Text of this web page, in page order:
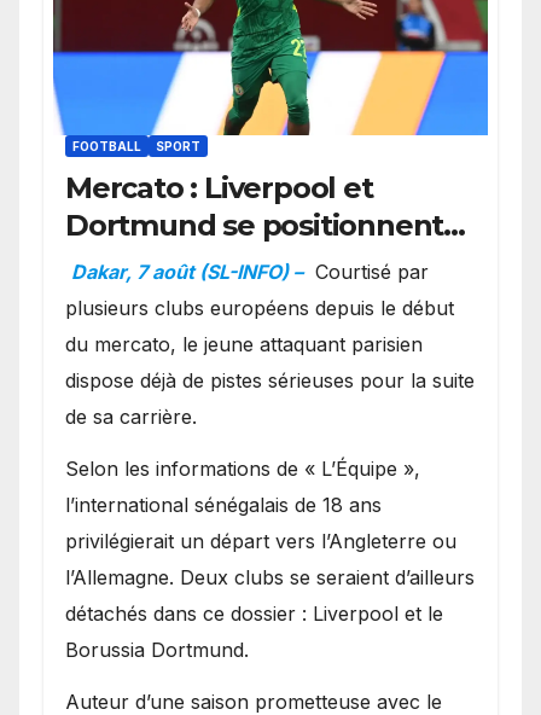
FOOTBALL SPORT
Mercato : Liverpool et
Dortmund se positionnent
en favoris pour recruter
Ibrahim Mbaye
Dakar, 7 août (SL-INFO) – Courtisé par
plusieurs clubs européens depuis le début
du mercato, le jeune attaquant parisien
dispose déjà de pistes sérieuses pour la suite
de sa carrière.
Selon les informations de « L’Équipe »,
l’international sénégalais de 18 ans
privilégierait un départ vers l’Angleterre ou
l’Allemagne. Deux clubs se seraient d’ailleurs
détachés dans ce dossier : Liverpool et le
Borussia Dortmund.
Auteur d’une saison prometteuse avec le